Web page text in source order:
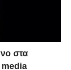
στα
media